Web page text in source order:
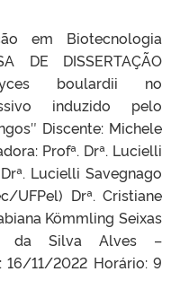
em Biotecnologia
DE DISSERTAÇÃO
boulardii no
induzido pelo
Discente: Michele
Profª. Drª. Lucielli
Lucielli Savegnago
UFPel) Drª. Cristiane
Kömmling Seixas
da Silva Alves –
16/11/2022 Horário: 9